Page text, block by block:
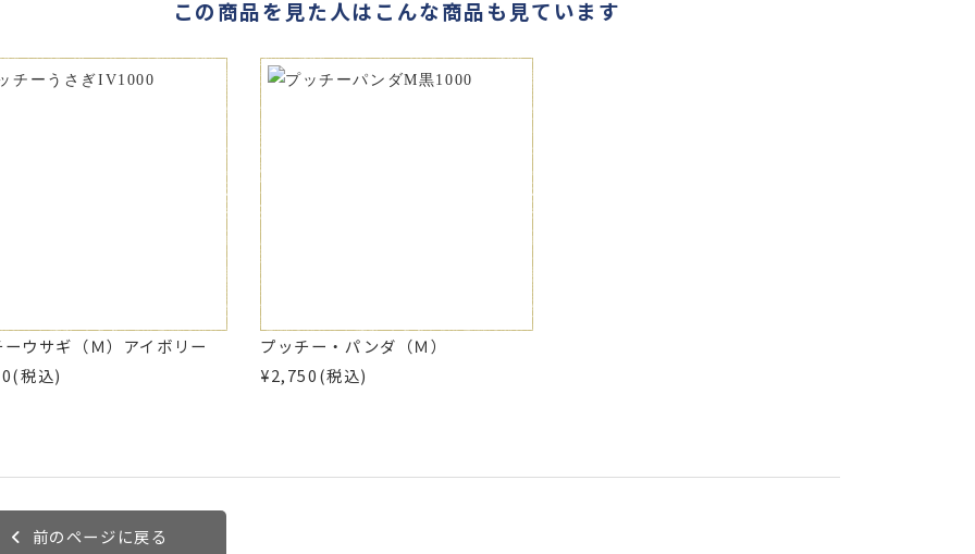
この商品を見た人はこんな商品も見ています
ウサギ（Ｍ）アイボリー
税込)
プッチー・パンダ（Ｍ）
¥2,750(税込)
前のページに戻る